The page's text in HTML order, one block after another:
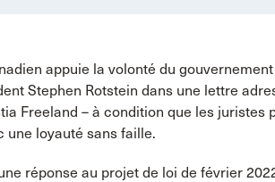
appuie la volonté du
Stephen Rotstein dans une lettre
Freeland – à condition que les juristes
une loyauté sans faille.
réponse au projet de loi de février